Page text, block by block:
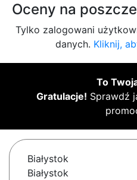
Oceny na
Tylko zalogowani
danych. Kliknij,
To
Gratulacje! Sprawdź
Białystok
Białystok